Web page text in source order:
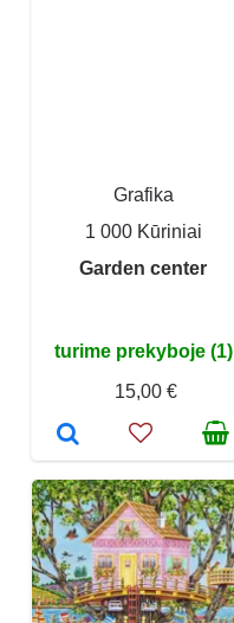
Grafika
1 000 Kūriniai
Garden center
turime prekyboje (1)
15,00 €